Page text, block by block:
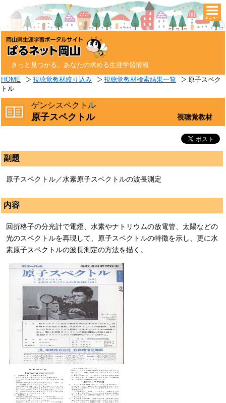
きっと見つかる。あなたの求める生涯学習情報
HOME 視聴覚教材絞り込み 視聴覚教材検索結果一覧
原子スペク
トル
ゲンシスペクトル
原子スペクトル 視聴覚教材
副題
原子スペクトル／水素原子スペクトルの波長測定
内容
回折格子の分光計で電燈、水素やナトリウムの放電管、太陽などの
光のスペクトルを再現して、原子スペクトルの特徴を示し、更に水
素原子スペクトルの波長測定の方法を描く。